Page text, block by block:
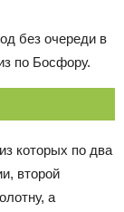
без очереди в
по Босфору.
которых по два
второй
а